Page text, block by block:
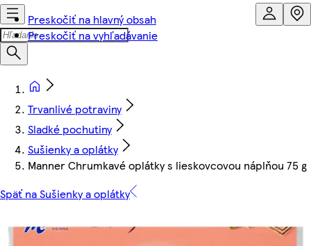
Preskočiť na hlavný obsah
Preskočiť na vyhľadávanie
Trvanlivé potraviny
Sladké pochutiny
Sušienky a oplátky
Manner Chrumkavé oplátky s lieskovcovou náplňou 75 g
Späť na Sušienky a oplátky